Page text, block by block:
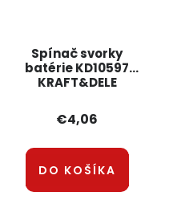
Spínač svorky
batérie KD10597
KRAFT&DELE
€4,06
DO KOŠÍKA